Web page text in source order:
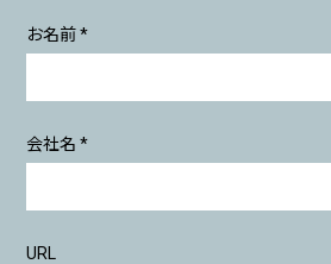
お名前 *
会社名 *
URL